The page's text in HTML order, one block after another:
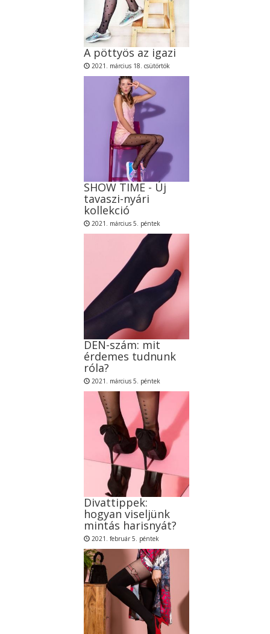
A pöttyös az igazi
2021. március 18. csütörtök
SHOW TIME - Új
tavaszi-nyári
kollekció
2021. március 5. péntek
DEN-szám: mit
érdemes tudnunk
róla?
2021. március 5. péntek
Divattippek:
hogyan viseljünk
mintás harisnyát?
2021. február 5. péntek